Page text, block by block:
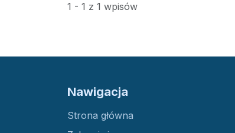
1 - 1 z 1 wpisów
Nawigacja
Strona główna